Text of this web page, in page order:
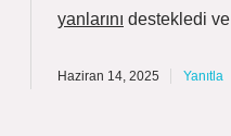
yanlarını destekledi ve
Haziran 14, 2025 Yanıtla